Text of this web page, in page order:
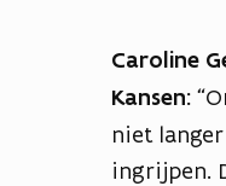
Caroline
Kansen: “
niet
ingrijpen.